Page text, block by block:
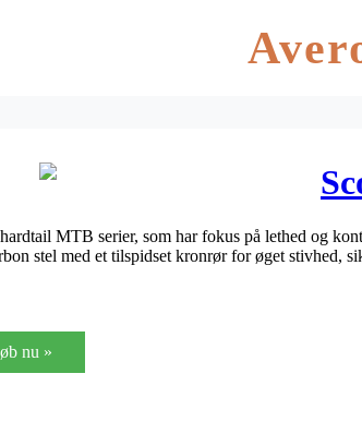
MTB serier, som har fokus på lethed og
stel med et tilspidset kronrør for øget stivhed,
nu »